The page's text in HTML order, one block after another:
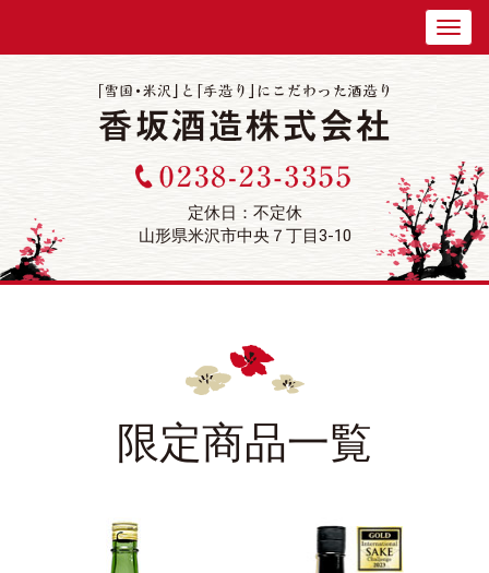
定休日：不定休
山形県米沢市中央７丁目3-10
限定商品一覧